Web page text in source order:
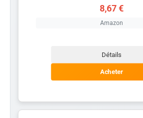
8,67 €
Amazon
Détails
Acheter